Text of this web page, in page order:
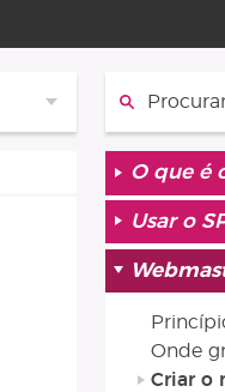
O que é
Usar o
Onde
Criar o